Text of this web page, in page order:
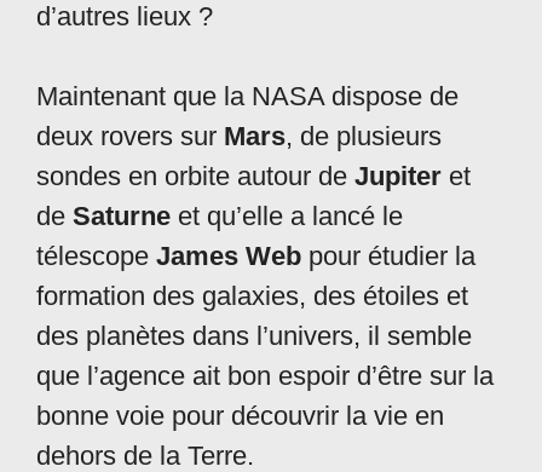
d’autres lieux ?
Maintenant que la NASA dispose de
deux rovers sur Mars, de plusieurs
sondes en orbite autour de Jupiter et
de Saturne et qu’elle a lancé le
télescope James Web pour étudier la
formation des galaxies, des étoiles et
des planètes dans l’univers, il semble
que l’agence ait bon espoir d’être sur la
bonne voie pour découvrir la vie en
dehors de la Terre.